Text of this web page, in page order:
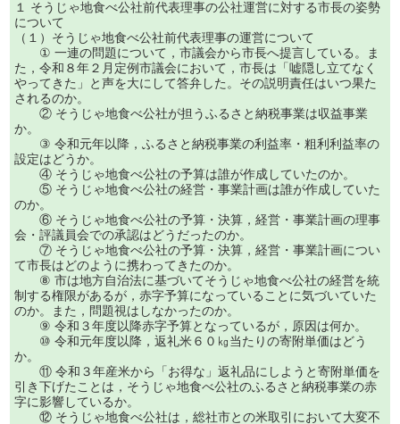
１ そうじゃ地食べ公社前代表理事の公社運営に対する市長の姿勢
について
（１）そうじゃ地食べ公社前代表理事の運営について
① 一連の問題について，市議会から市長へ提言している。ま
た，令和８年２月定例市議会において，市長は「嘘隠し立てなく
やってきた」と声を大にして答弁した。その説明責任はいつ果た
されるのか。
② そうじゃ地食べ公社が担うふるさと納税事業は収益事業
か。
③ 令和元年以降，ふるさと納税事業の利益率・粗利利益率の
設定はどうか。
④ そうじゃ地食べ公社の予算は誰が作成していたのか。
⑤ そうじゃ地食べ公社の経営・事業計画は誰が作成していた
のか。
⑥ そうじゃ地食べ公社の予算・決算，経営・事業計画の理事
会・評議員会での承認はどうだったのか。
⑦ そうじゃ地食べ公社の予算・決算，経営・事業計画につい
て市長はどのように携わってきたのか。
⑧ 市は地方自治法に基づいてそうじゃ地食べ公社の経営を統
制する権限があるが，赤字予算になっていることに気づいていた
のか。また，問題視はしなかったのか。
⑨ 令和３年度以降赤字予算となっているが，原因は何か。
⑩ 令和元年度以降，返礼米６０㎏当たりの寄附単価はどう
か。
⑪ 令和３年産米から「お得な」返礼品にしようと寄附単価を
引き下げたことは，そうじゃ地食べ公社のふるさと納税事業の赤
字に影響しているか。
⑫ そうじゃ地食べ公社は，総社市との米取引において大変不